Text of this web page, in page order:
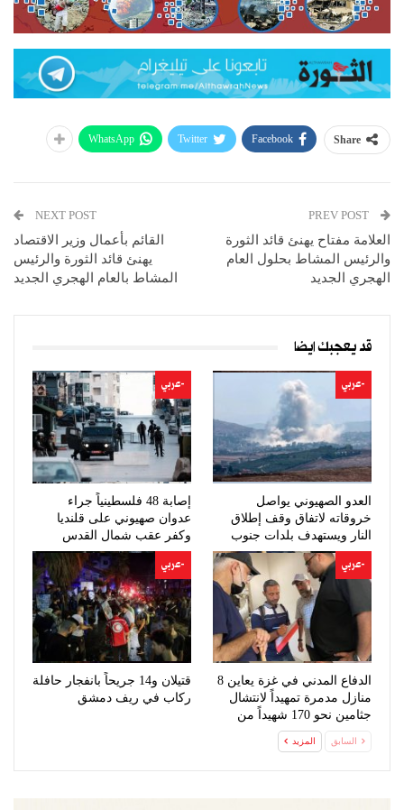
Share
Facebook
Twitter
WhatsApp
العلامة مفتاح يهنئ قائد الثورة
والرئيس المشاط بحلول العام
الهجري الجديد
NEXT POST
القائم بأعمال وزير الاقتصاد
يهنئ قائد الثورة والرئيس
المشاط بالعام الهجري الجديد
قد يعجبك ايضا
-عربي
العدو الصهيوني يواصل
خروقاته لاتفاق وقف إطلاق
النار ويستهدف بلدات جنوب
لبنان
-عربي
إصابة 48 فلسطينياً جراء
عدوان صهيوني على قلنديا
وكفر عقب شمال القدس
-عربي
الدفاع المدني في غزة يعاين 8
منازل مدمرة تمهيداً لانتشال
جثامين نحو 170 شهيداً من
-عربي
قتيلان و14 جريحاً بانفجار حافلة
ركاب في ريف دمشق
السابق المزيد